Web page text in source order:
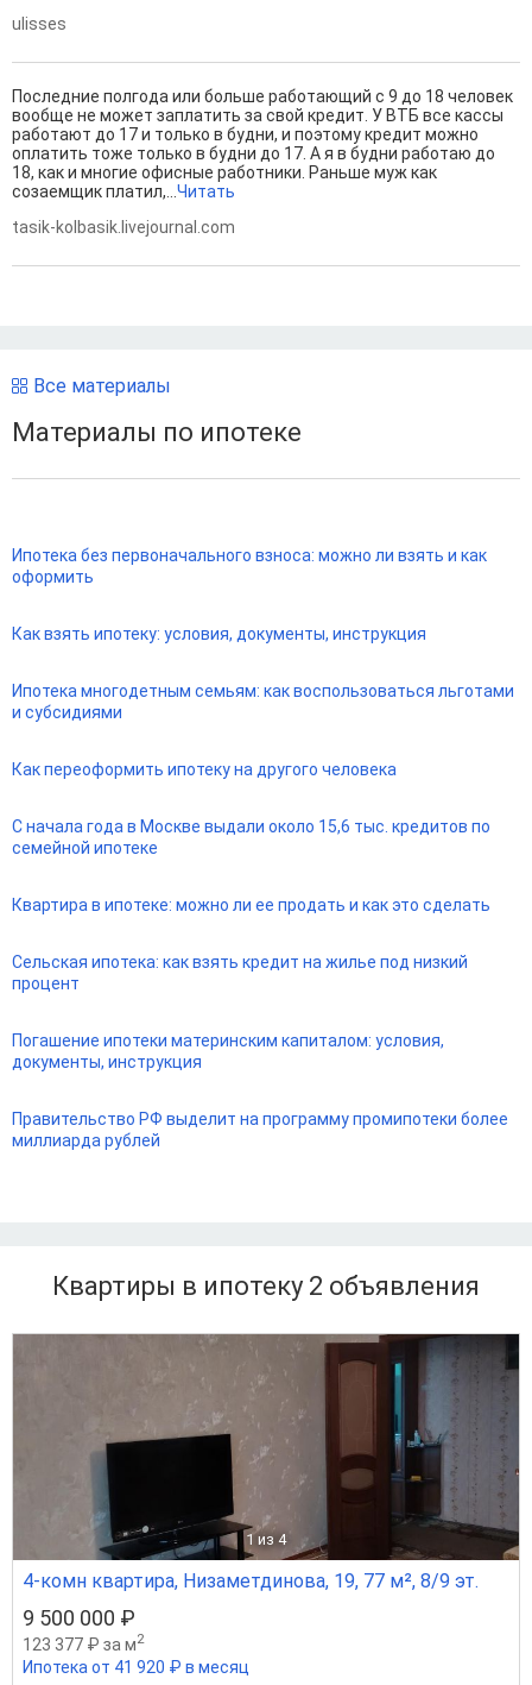
ulisses
Последние полгода или больше работающий с 9 до 18 человек
вообще не может заплатить за свой кредит. У ВТБ все кассы
работают до 17 и только в будни, и поэтому кредит можно
оплатить тоже только в будни до 17. А я в будни работаю до
18, как и многие офисные работники. Раньше муж как
созаемщик платил,...Читать
tasik-kolbasik.livejournal.com
Все материалы
Материалы по ипотеке
Ипотека без первоначального взноса: можно ли взять и как
оформить
Как взять ипотеку: условия, документы, инструкция
Ипотека многодетным семьям: как воспользоваться льготами
и субсидиями
Как переоформить ипотеку на другого человека
С начала года в Москве выдали около 15,6 тыс. кредитов по
семейной ипотеке
Квартира в ипотеке: можно ли ее продать и как это сделать
Сельская ипотека: как взять кредит на жилье под низкий
процент
Погашение ипотеки материнским капиталом: условия,
документы, инструкция
Правительство РФ выделит на программу промипотеки более
миллиарда рублей
Квартиры в ипотеку 2 объявления
1 из 4
4-комн квартира, Низаметдинова, 19, 77 м², 8/9 эт.
9 500 000 ₽
123 377 ₽ за м2
Ипотека от 41 920 ₽ в месяц